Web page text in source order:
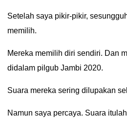
Setelah saya pikir-pikir,
memilih.
Mereka memilih diri sendiri. Dan
didalam pilgub Jambi 2020.
Suara mereka sering dilupakan
Namun saya percaya. Suara